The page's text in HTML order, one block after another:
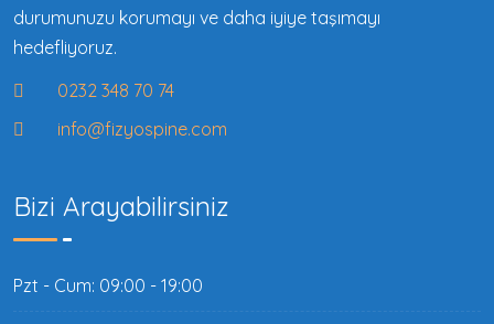
durumunuzu korumayı ve daha iyiye taşımayı
hedefliyoruz.
0232 348 70 74
info@fizyospine.com
Bizi Arayabilirsiniz
Pzt - Cum: 09:00 - 19:00